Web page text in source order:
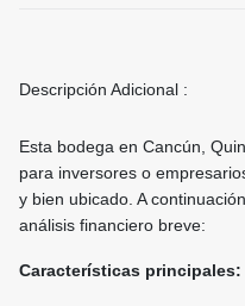
Descripción Adicional :
Esta bodega en Cancún,
para inversores o
y bien ubicado. A
análisis financiero breve:
Características principales: